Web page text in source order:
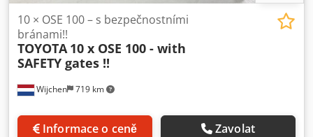
Wijchen 719 km
10 × OSE 100 – s bezpečnostními
bránami!!
TOYOTA 10 x OSE 100 - with
SAFETY gates !!
Informace o ceně Zavolat